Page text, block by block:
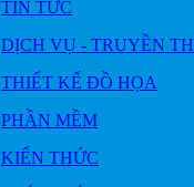
TIN TỨC
DỊCH VỤ - TRUYỀN
THIẾT KẾ ĐỒ HỌA
PHẦN MỀM
KIẾN THỨC